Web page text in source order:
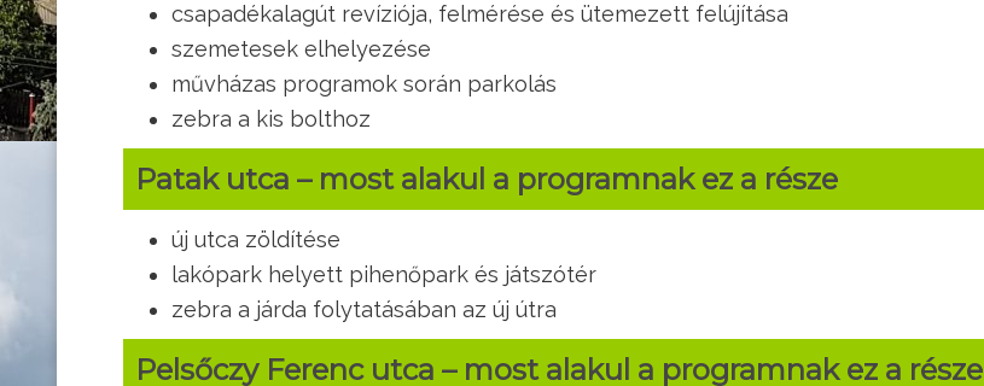
csapadékalagút revíziója, felmérése és ütemezett felújítása
szemetesek elhelyezése
művházas programok során parkolás
zebra a kis bolthoz
Patak utca – most alakul a programnak ez a része
új utca zöldítése
lakópark helyett pihenőpark és játszótér
zebra a járda folytatásában az új útra
Pelsőczy Ferenc utca – most alakul a programnak ez a része